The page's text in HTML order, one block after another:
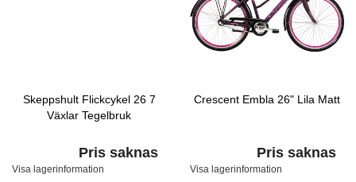
Skeppshult Flickcykel 26 7
Växlar Tegelbruk
Pris saknas
Visa lagerinformation
Crescent Embla 26" Lila Matt
Pris saknas
Visa lagerinformation